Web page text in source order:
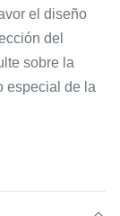
el diseño
del
sobre la
especial de la